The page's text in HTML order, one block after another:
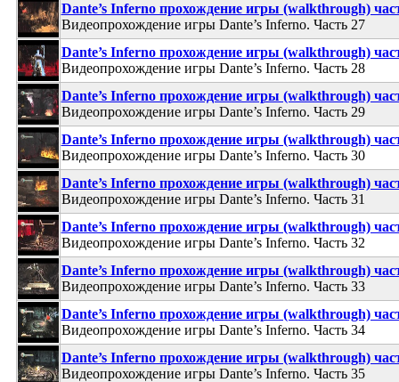
Dante’s Inferno прохождение игры (walkthrough)
Видеопрохождение игры Dante’s Inferno. Часть 27
Dante’s Inferno прохождение игры (walkthrough)
Видеопрохождение игры Dante’s Inferno. Часть 28
Dante’s Inferno прохождение игры (walkthrough)
Видеопрохождение игры Dante’s Inferno. Часть 29
Dante’s Inferno прохождение игры (walkthrough)
Видеопрохождение игры Dante’s Inferno. Часть 30
Dante’s Inferno прохождение игры (walkthrough)
Видеопрохождение игры Dante’s Inferno. Часть 31
Dante’s Inferno прохождение игры (walkthrough)
Видеопрохождение игры Dante’s Inferno. Часть 32
Dante’s Inferno прохождение игры (walkthrough)
Видеопрохождение игры Dante’s Inferno. Часть 33
Dante’s Inferno прохождение игры (walkthrough)
Видеопрохождение игры Dante’s Inferno. Часть 34
Dante’s Inferno прохождение игры (walkthrough)
Видеопрохождение игры Dante’s Inferno. Часть 35